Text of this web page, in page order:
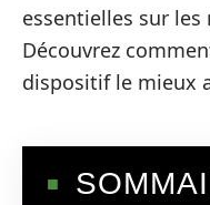
essentielles sur les
Découvrez
dispositif le mieux